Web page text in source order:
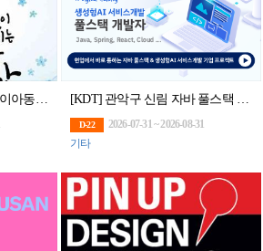
D-22
2026-07-31 ~ 2026-08-31
기타